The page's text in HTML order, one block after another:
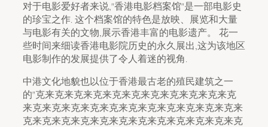
对于电影爱好者来说,"香港电影档案馆"是一部电影史
的珍宝之作. 这个档案馆的特色是放映、展览和大量
与电影有关的文物,展示香港丰富的电影遗产。 花一
些时间来细读香港电影院历史的永久展出,这为该地区
电影制作的发展提供了令人着迷的视角.
中港文化地貌也以位于香港最古老的殖民建筑之一
的"克来克来克来克来克来克来克来克来克来克来克
来克来克来克来克来克来克来克来克来克来克来克来
克来克来克来克来克来克来克来克来克来克来克来克